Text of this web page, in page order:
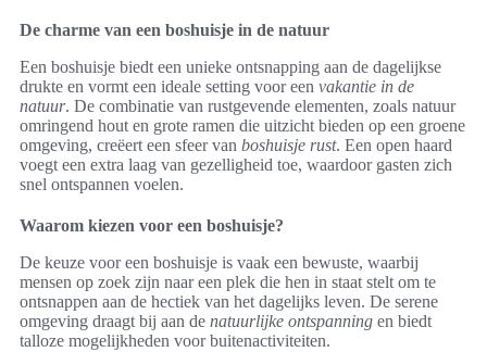
De charme van een boshuisje in de natuur
Een boshuisje biedt een unieke ontsnapping aan de dagelijkse
drukte en vormt een ideale setting voor een vakantie in de
natuur. De combinatie van rustgevende elementen, zoals natuur
omringend hout en grote ramen die uitzicht bieden op een groene
omgeving, creëert een sfeer van boshuisje rust. Een open haard
voegt een extra laag van gezelligheid toe, waardoor gasten zich
snel ontspannen voelen.
Waarom kiezen voor een boshuisje?
De keuze voor een boshuisje is vaak een bewuste, waarbij
mensen op zoek zijn naar een plek die hen in staat stelt om te
ontsnappen aan de hectiek van het dagelijks leven. De serene
omgeving draagt bij aan de natuurlijke ontspanning en biedt
talloze mogelijkheden voor buitenactiviteiten.